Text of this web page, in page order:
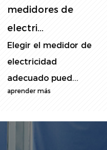
DIN: monitoreo
de e...
La monitorización
de energía se está
volviendo ...
aprender más